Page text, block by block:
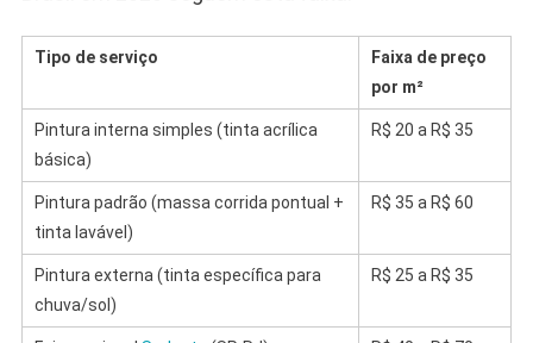
Tipo de serviço
Faixa de preço
por m²
Pintura interna simples (tinta acrílica
básica)
R$ 20 a R$ 35
Pintura padrão (massa corrida pontual +
tinta lavável)
R$ 35 a R$ 60
Pintura externa (tinta específica para
chuva/sol)
R$ 25 a R$ 35